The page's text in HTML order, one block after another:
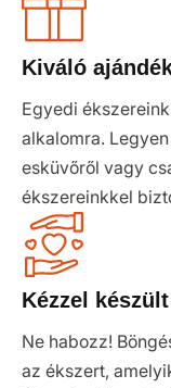
Kiváló
Egyedi
alkalomra.
esküvőről vagy
ékszereinkkel
Kézzel
Ne habozz!
az ékszert,